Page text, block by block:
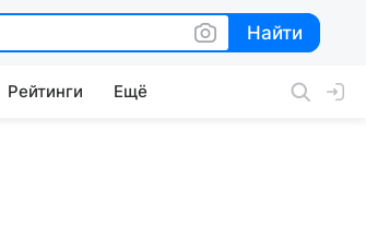
Найти
Найти
Рейтинги Ещё